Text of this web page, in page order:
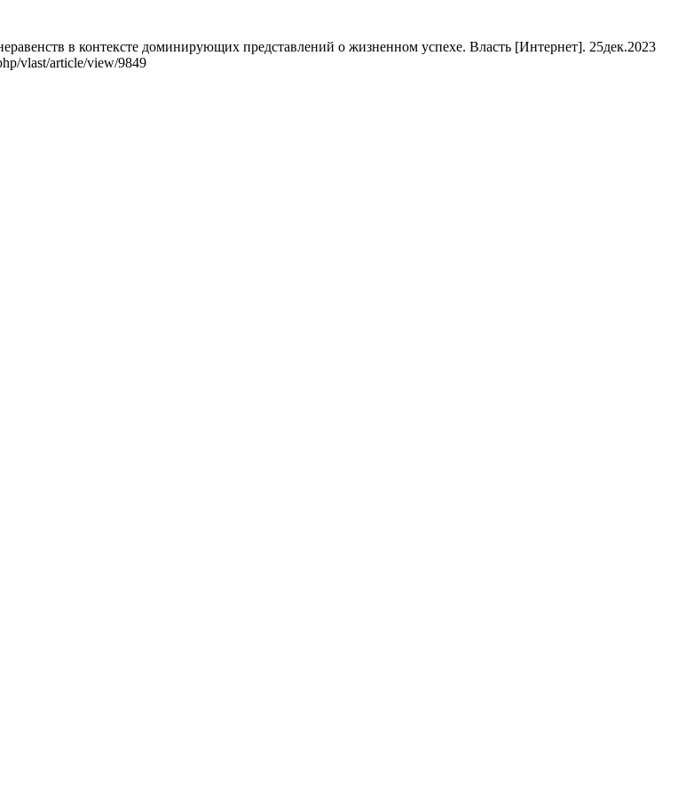
в контексте доминирующих представлений о жизненном успехе. Власть [Интернет]. 25дек.2023
vlast/article/view/9849